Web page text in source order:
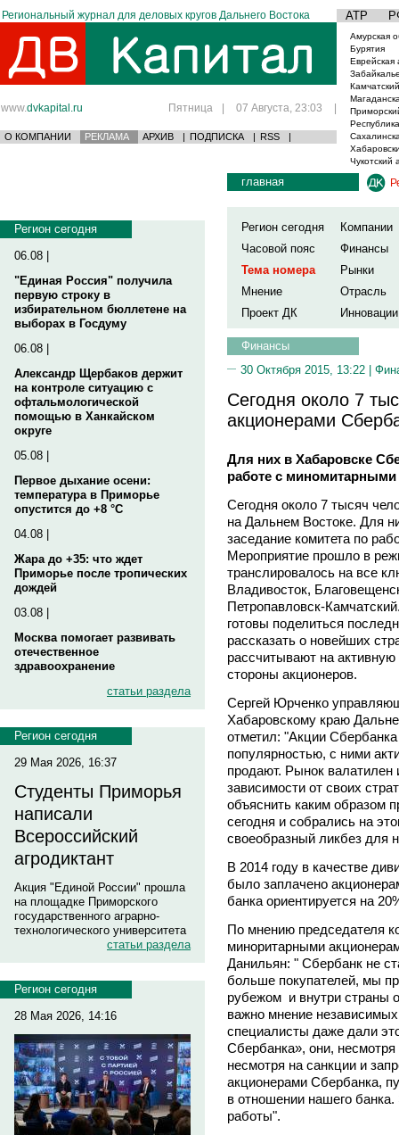
Региональный журнал для деловых кругов Дальнего Востока АТР
www.dvkapital.ru Пятница | 07 Августа, 23:03 |
О КОМПАНИИ РЕКЛАМА АРХИВ | ПОДПИСКА | RSS |
Амурская
Бурятия
Еврейская
Чукотский
Регион сегодня
06.08 |
"Единая Россия" получила
первую строку в
избирательном бюллетене на
выборах в Госдуму
06.08 |
Александр Щербаков держит
на контроле ситуацию с
офтальмологической
помощью в Ханкайском
округе
05.08 |
Первое дыхание осени:
температура в Приморье
опустится до +8 °C
04.08 |
Жара до +35: что ждет
Приморье после тропических
дождей
03.08 |
Москва помогает развивать
отечественное
здравоохранение
статьи раздела
Регион сегодня
29 Мая 2026, 16:37
Студенты Приморья
написали
Всероссийский
агродиктант
Акция "Единой России" прошла
на площадке Приморского
государственного аграрно-
технологического университета
статьи раздела
Регион сегодня
28 Мая 2026, 14:16
главная
Регион сегодня
Компании
Часовой пояс
Финансы
Тема номера
Рынки
Мнение
Отрасль
Проект ДК
Инновации
Финансы
30 Октября 2015, 13:22 |
Сегодня около 7
акционерами
Для них в Хабаровске
работе с
Сегодня около 7 тысяч
на Дальнем Востоке. Для
заседание комитета по
Мероприятие прошло в
транслировалось на все
Владивосток,
Петропавловск-
готовы поделиться
рассказать о новейших
рассчитывают на
стороны акционеров.
Сергей Юрченко
Хабаровскому краю
отметил: "Акции
популярностью, с ними
продают. Рынок
зависимости от своих
объяснить каким образом
сегодня и собрались на
своеобразный ликбез для
В 2014 году в качестве
было заплачено
банка ориентируется на
По мнению председателя
миноритарными
Данильян: " Сбербанк не
больше покупателей, мы
рубежом и внутри страны
важно мнение
специалисты даже дали
Сбербанка», они,
несмотря на санкции и
акционерами Сбербанка,
в отношении нашего
работы".